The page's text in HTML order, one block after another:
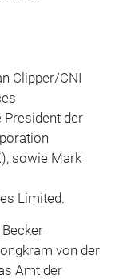
Clipper/CNI
President der
sowie Mark
Limited.
von der
Amt der